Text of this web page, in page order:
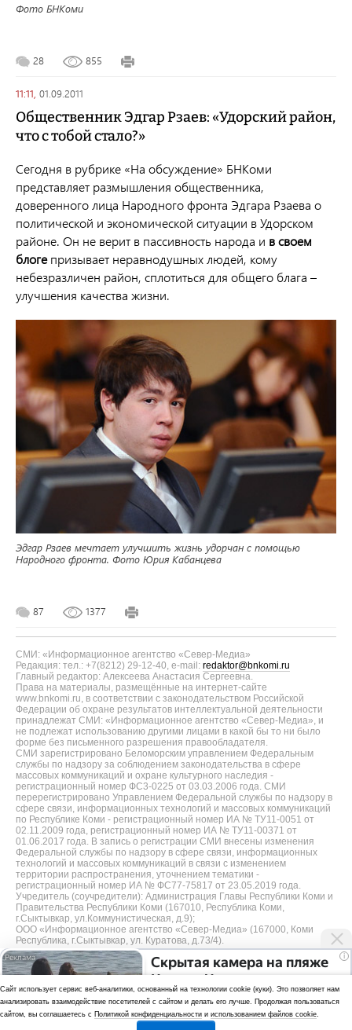
Фото БНКоми
28 855
11:11, 01.09.2011
Общественник Эдгар Рзаев: «Удорский район,
что с тобой стало?»
Сегодня в рубрике «На обсуждение» БНКоми
представляет размышления общественника,
доверенного лица Народного фронта Эдгара Рзаева о
политической и экономической ситуации в Удорском
районе. Он не верит в пассивность народа и в своем
блогепризывает неравнодушных людей, кому
небезразличен район, сплотиться для общего блага –
улучшения качества жизни.
Эдгар Рзаев мечтает улучшить жизнь удорчан с помощью
Народного фронта. Фото Юрия Кабанцева
87 1377
СМИ: «Информационное агентство «Север-Медиа»
Редакция: тел.: +7(8212) 29-12-40, e-mail: redaktor@bnkomi.ru
Главный редактор: Алексеева Анастасия Сергеевна.
Права на материалы, размещённые на интернет-сайте
www.bnkomi.ru, в соответствии с законодательством Российской
Федерации об охране результатов интеллектуальной деятельности
принадлежат СМИ: «Информационное агентство «Север-Медиа», и
не подлежат использованию другими лицами в какой бы то ни было
форме без письменного разрешения правообладателя.
СМИ зарегистрировано Беломорским управлением Федеральным
службы по надзору за соблюдением законодательства в сфере
массовых коммуникаций и охране культурного наследия -
регистрационный номер ФС3-0225 от 03.03.2006 года. СМИ
перерегистрировано Управлением Федеральной службы по надзору в
сфере связи, информационных технологий и массовых коммуникаций
по Республике Коми - регистрационный номер ИА № ТУ11-0051 от
02.11.2009 года, регистрационный номер ИА № ТУ11-00371 от
01.06.2017 года. В запись о регистрации СМИ внесены изменения
Федеральной службы по надзору в сфере связи, информационных
технологий и массовых коммуникаций в связи с изменением
территории распространения, уточнением тематики -
регистрационный номер ИА № ФС77-75817 от 23.05.2019 года.
Учредитель (соучредители): Администрация Главы Республики Коми и
Правительства Республики Коми (167010, Республика Коми,
г.Сыктывкар, ул.Коммунистическая, д.9);
ООО «Информационное агентство «Север-Медиа» (167000, Коми
Республика, г.Сыктывкар, ул. Куратова, д.73/4).
Разработка сайта — web-студия «Цифровой Век»
i
Скрытая камера на пляже
Крыма: Что люди
вытворяют, когда их не
видят...
Политика
конфиденциальности
Использование аналитики и файлов куки
Cайт использует сервис веб-аналитики, основанный на технологии cookie (куки). Это позволяет нам
анализировать взаимодействие посетителей с сайтом и делать его лучше. Продолжая пользоваться
сайтом, вы соглашаетесь с Политикой конфиденциальности и использованием файлов cookie.